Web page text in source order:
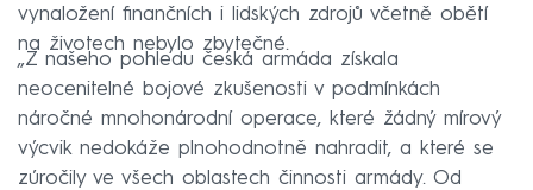
vynaložení finančních i lidských zdrojů včetně obětí
na životech nebylo zbytečné.
„Z našeho pohledu česká armáda získala
neocenitelné bojové zkušenosti v podmínkách
náročné mnohonárodní operace, které žádný mírový
výcvik nedokáže plnohodnotně nahradit, a které se
zúročily ve všech oblastech činnosti armády. Od